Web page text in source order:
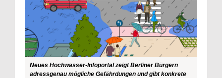
Neues Hochwasser-Infoportal zeigt Berliner Bürgern
adressgenau mögliche Gefährdungen und gibt konkrete